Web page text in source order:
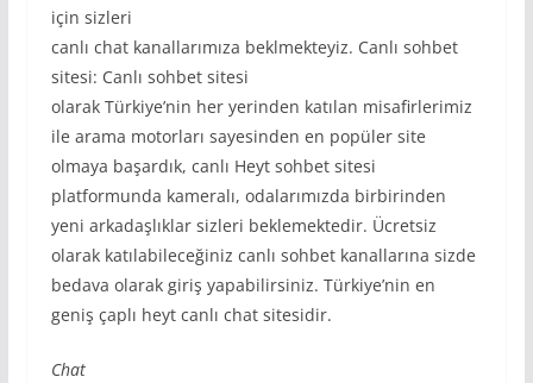
için sizleri
canlı chat kanallarımıza beklmekteyiz. Canlı sohbet
sitesi: Canlı sohbet sitesi
olarak Türkiye’nin her yerinden katılan misafirlerimiz
ile arama motorları sayesinden en popüler site
olmaya başardık, canlı Heyt sohbet sitesi
platformunda kameralı, odalarımızda birbirinden
yeni arkadaşlıklar sizleri beklemektedir. Ücretsiz
olarak katılabileceğiniz canlı sohbet kanallarına sizde
bedava olarak giriş yapabilirsiniz. Türkiye’nin en
geniş çaplı heyt canlı chat sitesidir.
Chat